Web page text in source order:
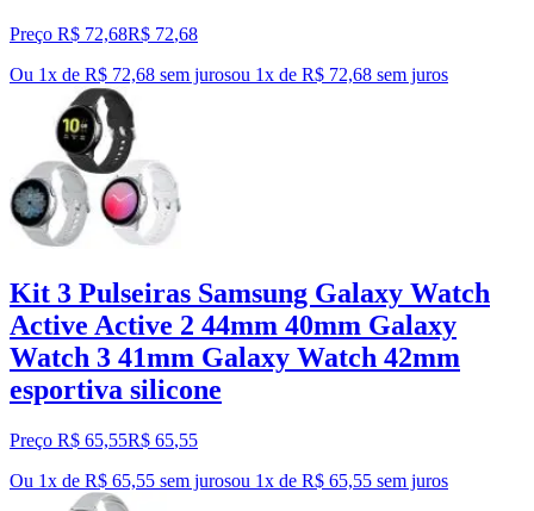
Preço R$ 72,68R$ 72,68
Ou 1x de R$ 72,68 sem jurosou 1x de R$ 72,68 sem juros
Kit 3 Pulseiras Samsung Galaxy Watch
Active Active 2 44mm 40mm Galaxy
Watch 3 41mm Galaxy Watch 42mm
esportiva silicone
Preço R$ 65,55R$ 65,55
Ou 1x de R$ 65,55 sem jurosou 1x de R$ 65,55 sem juros